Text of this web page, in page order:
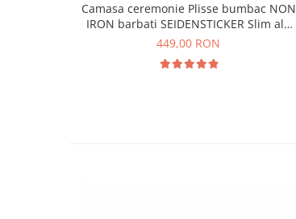
Camasa ceremonie Plisse bumbac NON
IRON barbati SEIDENSTICKER Slim alb
pentru papion
449,00 RON